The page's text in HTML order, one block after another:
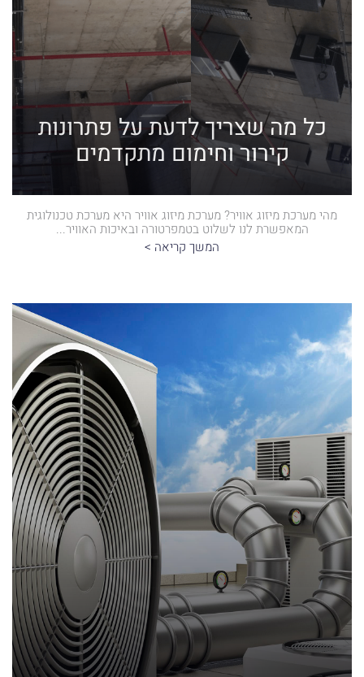
כל מה שצריך לדעת על פתרונות
קירור וחימום מתקדמים
מהי מערכת מיזוג אוויר? מערכת מיזוג אוויר היא מערכת טכנולוגית
המאפשרת לנו לשלוט בטמפרטורה ובאיכות האוויר...
המשך קריאה >